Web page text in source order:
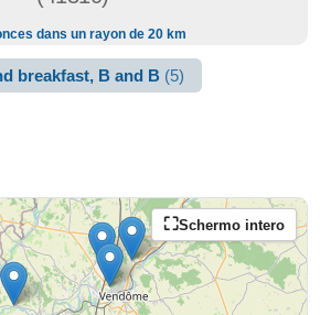
dans un rayon de 20 km
breakfast, B and B (5)
Schermo intero